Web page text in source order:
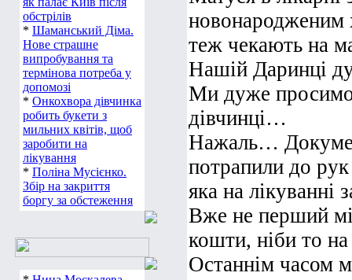
обстрілів
* Шаманський Діма.
Нове страшне
випробування та
термінова потреба у
допомозі
* Онкохвора дівчинка
робить букети з
мильних квітів, щоб
заробити на
лікування
* Поліна Мусієнко.
Збір на закриття
боргу за обстеження
новонародженим
теж чекають на
Нашій Даринці
Ми дуже просимо
дівчинці…
Нажаль…
потрапили до
яка на лікуванні
Вже не перший
кошти, ніби то
Останнім часом